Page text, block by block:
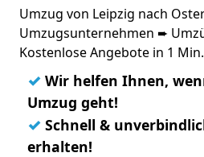
Umzug von Leipzig nach
Umzugsunternehmen ➨
Kostenlose Angebote in 1 Min.
✓ Wir helfen Ihnen,
Umzug geht!
✓ Schnell &
erhalten!